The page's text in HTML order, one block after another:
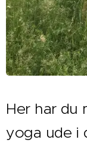
Her har du
yoga ude i